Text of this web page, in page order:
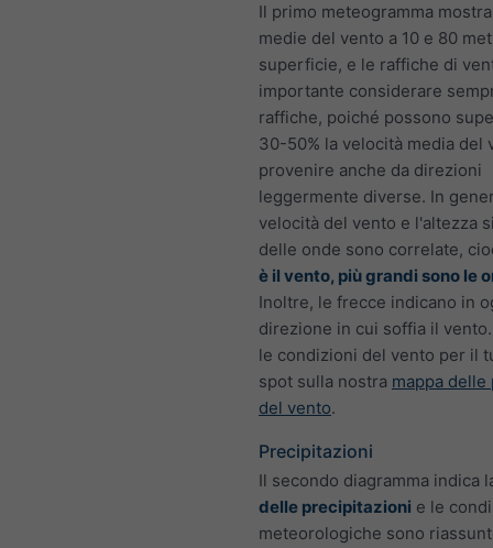
Il primo meteogramma
medie del vento a 10 e 80
superficie, e le raffiche di
importante considerare
raffiche, poiché possono
30-50% la velocità media del
provenire anche da direzioni
leggermente diverse. In
velocità del vento e l'altezza
delle onde sono correlate,
è il vento, più grandi sono le
Inoltre, le frecce indicano in
direzione in cui soffia il
le condizioni del vento per il
spot sulla nostra mappa
del vento.
Precipitazioni
Il secondo diagramma indica
delle precipitazioni e le
meteorologiche sono